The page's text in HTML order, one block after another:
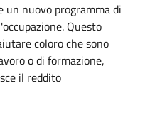
un nuovo programma di
Questo
coloro che sono
o di formazione,
il reddito